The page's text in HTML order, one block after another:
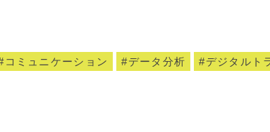
コミュニケーション データ分析 デジタルト